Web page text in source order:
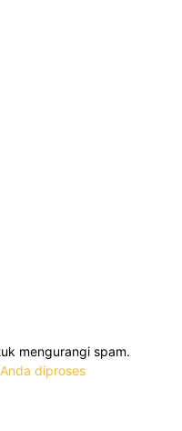
mengurangi spam.
diproses